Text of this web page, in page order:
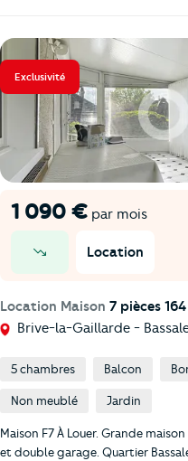
Exclusivité
1 090 € par mois
Location
Location Maison 7 pièces
Brive-la-Gaillarde -
5 chambres Balcon
Non meublé Jardin
Maison F7 À Louer. Grande
et double garage. Quartier